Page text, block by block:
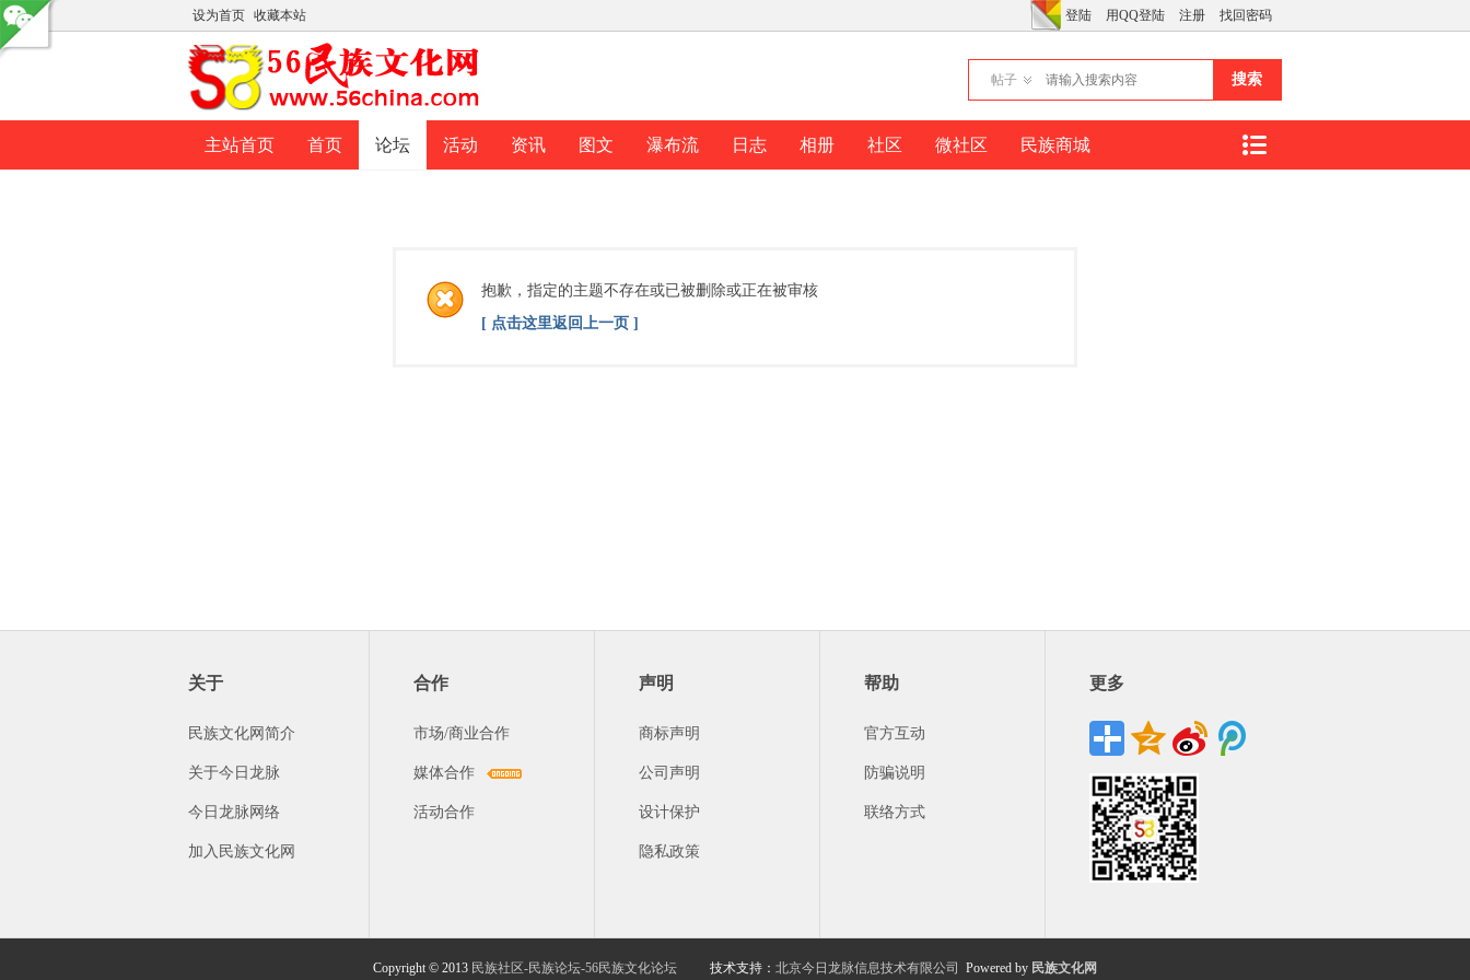
设为首页 收藏本站 登陆 用QQ登陆 注册 找回密码
帖子 搜索
主站首页 首页 论坛 活动 资讯 图文 瀑布流 日志 相册 社区 微社区 民族商城
抱歉，指定的主题不存在或已被删除或正在被审核
[ 点击这里返回上一页 ]
关于
民族文化网简介
关于今日龙脉
今日龙脉网络
加入民族文化网
合作
市场/商业合作
媒体合作
活动合作
声明
商标声明
公司声明
设计保护
隐私政策
帮助
官方互动
防骗说明
联络方式
更多
Copyright © 2013 民族社区-民族论坛-56民族文化论坛 技术支持： 北京今日龙脉信息技术有限公司 Powered by 民族文化网